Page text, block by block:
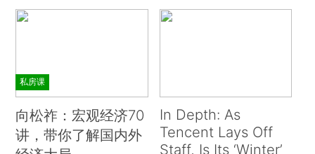
私房课
向松祚：宏观经济70
讲，带你了解国内外
In Depth: As
Tencent Lays Off
Staff, Is Its ‘Winter’